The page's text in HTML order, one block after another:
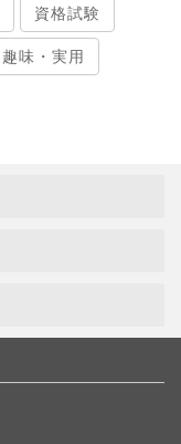
資格試験
趣味・実用